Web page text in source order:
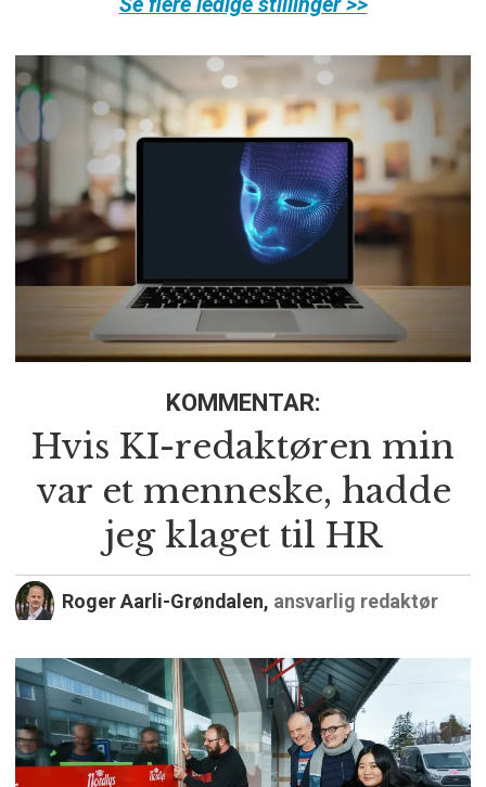
KOMMENTAR:
Hvis KI-redaktøren min
var et menneske, hadde
jeg klaget til HR
Roger Aarli-Grøndalen, ansvarlig redaktør